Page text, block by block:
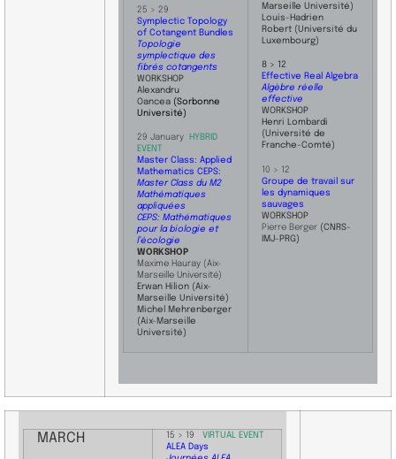
25 > 29
Symplectic Topology
of Cotangent Bundles
Topologie
symplectique des
fibrés cotangents
WORKSHOP
Alexandru
Oancea (Sorbonne
Université)
29 January HYBRID
EVENT
Master Class: Applied
Mathematics CEPS:
Master Class du M2
Mathématiques
appliquées
CEPS: Mathématiques
pour la biologie et
l’écologie
WORKSHOP
Maxime Hauray (Aix-
Marseille Université)
Erwan Hilion (Aix-
Marseille Université)
Michel Mehrenberger
(Aix-Marseille
Université)
Marseille Université)
Louis-Hadrien
Robert (Université du
Luxembourg)
8 > 12
Effective Real Algebra
Algèbre réelle
effective
​WORKSHOP
Henri Lombardi
(Université de
Franche-Comté)
10 > 12
Groupe de travail sur
les dynamiques
sauvages
​WORKSHOP
Pierre Berger (CNRS-
IMJ-PRG)
MARCH 15 > 19 VIRTUAL EVENT
ALEA Days